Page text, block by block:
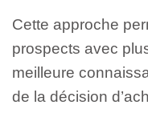
Cette approche
prospects avec
meilleure
de la décision